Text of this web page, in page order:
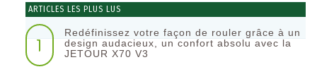
ARTICLES LES PLUS LUS
1
Redéfinissez votre façon de rouler grâce à un
design audacieux, un confort absolu avec la
JETOUR X70 V3